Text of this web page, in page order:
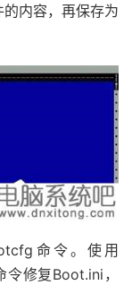
内容，再保存为
命令。使用
修复Boot.ini，